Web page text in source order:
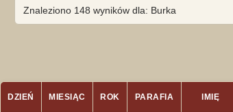
Znaleziono 148 wyników dla: Burka
DZIEŃ MIESIĄC ROK PARAFIA IMIĘ